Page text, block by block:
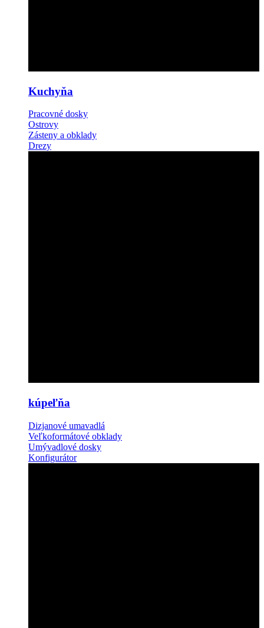
Kuchyňa
Pracovné dosky
Ostrovy
Zásteny a obklady
Drezy
kúpeľňa
Dizjanové umavadlá
Veľkoformátové obklady
Umývadlové dosky
Konfigurátor